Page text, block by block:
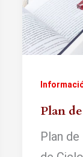
Plan
Plan